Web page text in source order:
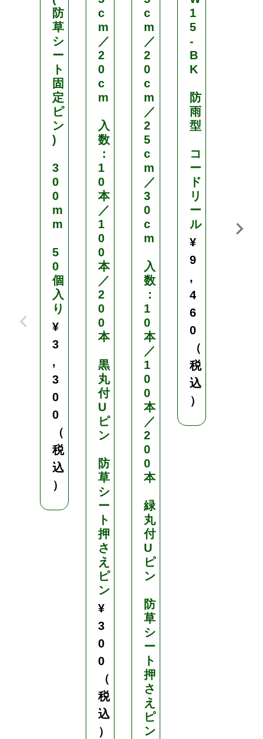
防
草
シ
ー
ト
固
定
ピ
ン
)
3
0
0
m
m
5
0
個
入
り
¥
3
,
3
0
0
（
税
込
）
c
m
／
2
0
c
m
入
数
：
1
0
本
／
1
0
0
本
／
2
0
0
本
黒
丸
付
U
ピ
ン
防
草
シ
ー
ト
押
さ
え
ピ
ン
¥
3
0
0
（
税
込
）
c
m
／
2
0
c
m
／
2
5
c
m
／
3
0
c
m
入
数
：
1
0
本
／
1
0
0
本
／
2
0
0
本
緑
丸
付
U
ピ
ン
防
草
シ
ー
ト
押
さ
え
ピ
ン
1
5
-
B
K
防
雨
型
コ
ー
ド
リ
ー
ル
¥
9
,
4
6
0
（
税
込
）
ス